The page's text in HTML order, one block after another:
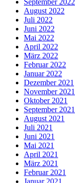
August 2022
Juli 2022
Juni 2022
Mai 2022
April 2022
März 2022
Februar 2022
Januar 2022
Dezember 2021
November 2021
Oktober 2021
September 2021
August 2021
Juli 2021
Juni 2021
Mai 2021
April 2021
März 2021
Februar 2021
Januar 2021